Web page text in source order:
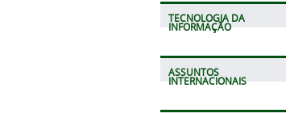
TECNOLOGIA DA
INFORMAÇÃO
ASSUNTOS
INTERNACIONAIS